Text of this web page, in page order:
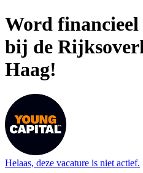
Word
bij de
Haag!
Helaas, deze vacature is niet actief.